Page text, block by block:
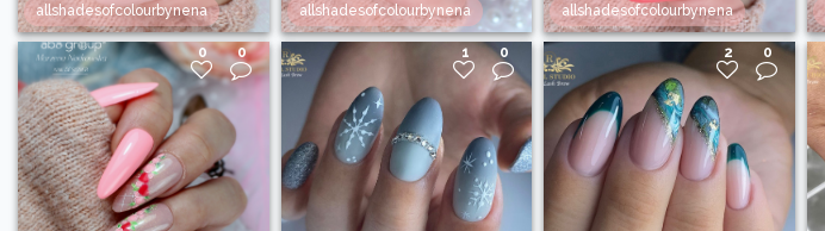
allshadesofcolourbynena allshadesofcolourbynena allshadesofcolourbynena
0 0 1 0 2 0